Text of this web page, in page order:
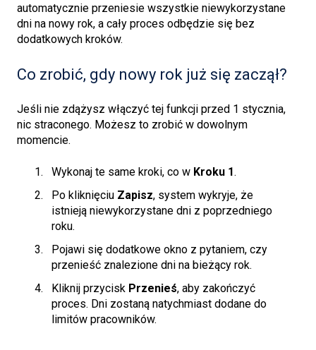
automatycznie przeniesie wszystkie niewykorzystane
dni na nowy rok, a cały proces odbędzie się bez
dodatkowych kroków.
Co zrobić, gdy nowy rok już się zaczął?
Jeśli nie zdążysz włączyć tej funkcji przed 1 stycznia,
nic straconego. Możesz to zrobić w dowolnym
momencie.
Wykonaj te same kroki, co w Kroku 1.
Po kliknięciu Zapisz, system wykryje, że
istnieją niewykorzystane dni z poprzedniego
roku.
Pojawi się dodatkowe okno z pytaniem, czy
przenieść znalezione dni na bieżący rok.
Kliknij przycisk Przenieś, aby zakończyć
proces. Dni zostaną natychmiast dodane do
limitów pracowników.